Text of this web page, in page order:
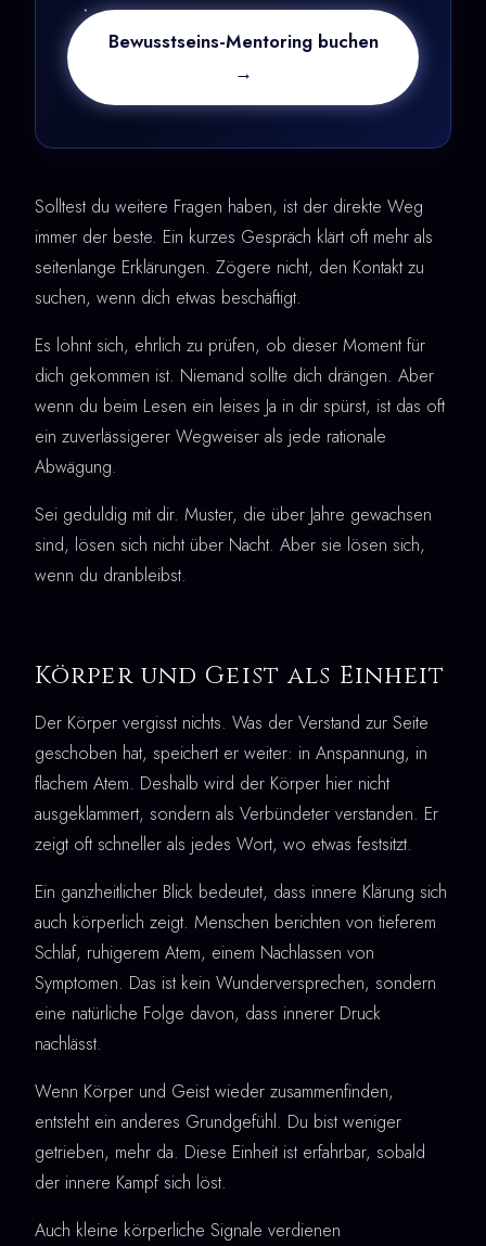
Bewusstseins-Mentoring buchen
→
Solltest du weitere Fragen haben, ist der direkte Weg
immer der beste. Ein kurzes Gespräch klärt oft mehr als
seitenlange Erklärungen. Zögere nicht, den Kontakt zu
suchen, wenn dich etwas beschäftigt.
Es lohnt sich, ehrlich zu prüfen, ob dieser Moment für
dich gekommen ist. Niemand sollte dich drängen. Aber
wenn du beim Lesen ein leises Ja in dir spürst, ist das oft
ein zuverlässigerer Wegweiser als jede rationale
Abwägung.
Sei geduldig mit dir. Muster, die über Jahre gewachsen
sind, lösen sich nicht über Nacht. Aber sie lösen sich,
wenn du dranbleibst.
Körper und Geist als Einheit
Der Körper vergisst nichts. Was der Verstand zur Seite
geschoben hat, speichert er weiter: in Anspannung, in
flachem Atem. Deshalb wird der Körper hier nicht
ausgeklammert, sondern als Verbündeter verstanden. Er
zeigt oft schneller als jedes Wort, wo etwas festsitzt.
Ein ganzheitlicher Blick bedeutet, dass innere Klärung sich
auch körperlich zeigt. Menschen berichten von tieferem
Schlaf, ruhigerem Atem, einem Nachlassen von
Symptomen. Das ist kein Wunderversprechen, sondern
eine natürliche Folge davon, dass innerer Druck
nachlässt.
Wenn Körper und Geist wieder zusammenfinden,
entsteht ein anderes Grundgefühl. Du bist weniger
getrieben, mehr da. Diese Einheit ist erfahrbar, sobald
der innere Kampf sich löst.
Auch kleine körperliche Signale verdienen